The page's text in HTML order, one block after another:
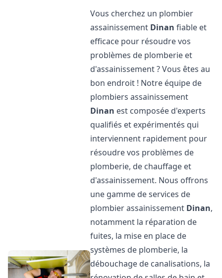
Vous cherchez un plombier
assainissement Dinan fiable et
efficace pour résoudre vos
problèmes de plomberie et
d'assainissement ? Vous êtes au
bon endroit ! Notre équipe de
plombiers assainissement
Dinan est composée d'experts
qualifiés et expérimentés qui
interviennent rapidement pour
résoudre vos problèmes de
plomberie, de chauffage et
d'assainissement. Nous offrons
une gamme de services de
plombier assainissement Dinan,
notamment la réparation de
fuites, la mise en place de
systèmes de plomberie, la
débouchage de canalisations, la